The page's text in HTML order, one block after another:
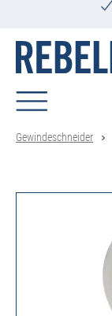
Gewindeschneider